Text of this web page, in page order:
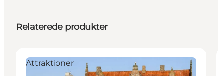
Relaterede produkter
Attraktioner